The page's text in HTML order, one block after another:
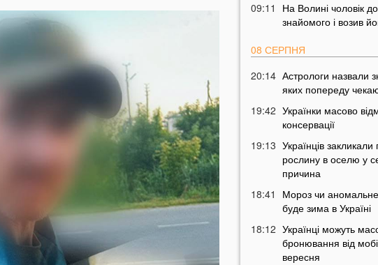
09:11
На Волині чоловік
знайомого і возив
08 СЕРПНЯ
20:14 Астрологи назвали
яких попереду
19:42 Українки масово
консервації
19:13 Українців
рослину в оселю у
причина
18:41
Мороз чи
буде зима в Україні
18:12 Українці можуть
бронювання від
вересня